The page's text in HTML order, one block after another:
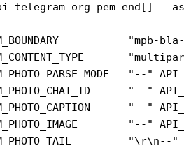
"mpb-
"--"
"--"
"--"
"\r\n--"